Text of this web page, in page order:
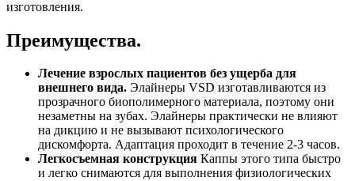
изготовления.
Преимущества.
Лечение взрослых пациентов без ущерба для
внешнего вида. Элайнеры VSD изготавливаются из
прозрачного биополимерного материала, поэтому они
незаметны на зубах. Элайнеры практически не влияют
на дикцию и не вызывают психологического
дискомфорта. Адаптация проходит в течение 2-3 часов.
Легкосъемная конструкция Каппы этого типа быстро
и легко снимаются для выполнения физиологических